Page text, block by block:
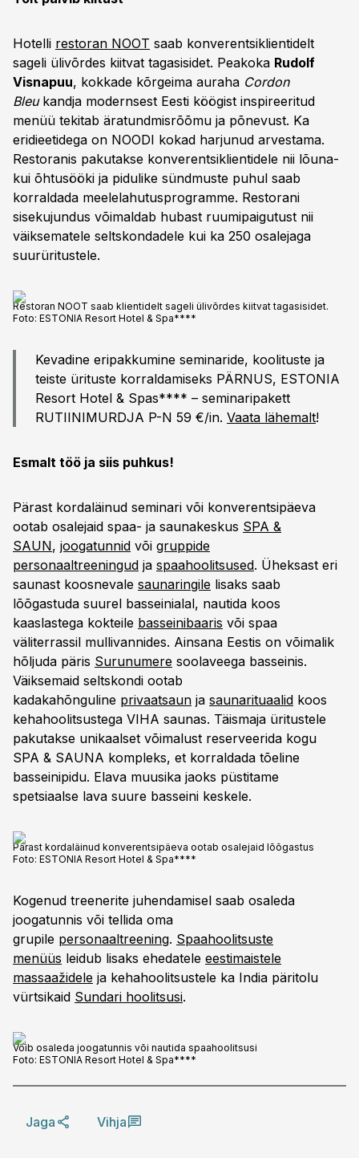
Hotelli restoran NOOT saab konverentsiklientidelt
sageli ülivõrdes kiitvat tagasisidet. Peakoka Rudolf
Visnapuu, kokkade kõrgeima auraha Cordon
Bleukandja modernsest Eesti köögist inspireeritud
menüü tekitab äratundmisrõõmu ja põnevust. Ka
eridieetidega on NOODI kokad harjunud arvestama.
Restoranis pakutakse konverentsiklientidele nii lõuna-
kui õhtusööki ja pidulike sündmuste puhul saab
korraldada meelelahutusprogramme. Restorani
sisekujundus võimaldab hubast ruumipaigutust nii
väiksematele seltskondadele kui ka 250 osalejaga
suurüritustele.
Restoran NOOT saab klientidelt sageli ülivõrdes kiitvat tagasisidet.
Foto: ESTONIA Resort Hotel & Spa****
Kevadine eripakkumine seminaride, koolituste ja
teiste ürituste korraldamiseks PÄRNUS, ESTONIA
Resort Hotel & Spas**** – seminaripakett
RUTIINIMURDJA P-N 59 €/in. Vaata lähemalt!
Esmalt töö ja siis puhkus!
Pärast kordaläinud seminari või konverentsipäeva
ootab osalejaid spaa- ja saunakeskus SPA &
SAUN, joogatunnid või gruppide
personaaltreeningud ja spaahoolitsused. Üheksast eri
saunast koosnevale saunaringile lisaks saab
lõõgastuda suurel basseinialal, nautida koos
kaaslastega kokteile basseinibaaris või spaa
väliterrassil mullivannides. Ainsana Eestis on võimalik
hõljuda päris Surunumere soolaveega basseinis.
Väiksemaid seltskondi ootab
kadakahõnguline privaatsaun ja saunarituaalid koos
kehahoolitsustega VIHA saunas. Täismaja üritustele
pakutakse unikaalset võimalust reserveerida kogu
SPA & SAUNA kompleks, et korraldada tõeline
basseinipidu. Elava muusika jaoks püstitame
spetsiaalse lava suure basseini keskele.
Pärast kordaläinud konverentsipäeva ootab osalejaid lõõgastus
Foto: ESTONIA Resort Hotel & Spa****
Kogenud treenerite juhendamisel saab osaleda
joogatunnis või tellida oma
grupile personaaltreening. Spaahoolitsuste
menüüs leidub lisaks ehedatele eestimaistele
massaažidele ja kehahoolitsustele ka India päritolu
vürtsikaid Sundari hoolitsusi.
Võib osaleda joogatunnis või nautida spaahoolitsusi
Foto: ESTONIA Resort Hotel & Spa****
Jaga Vihja